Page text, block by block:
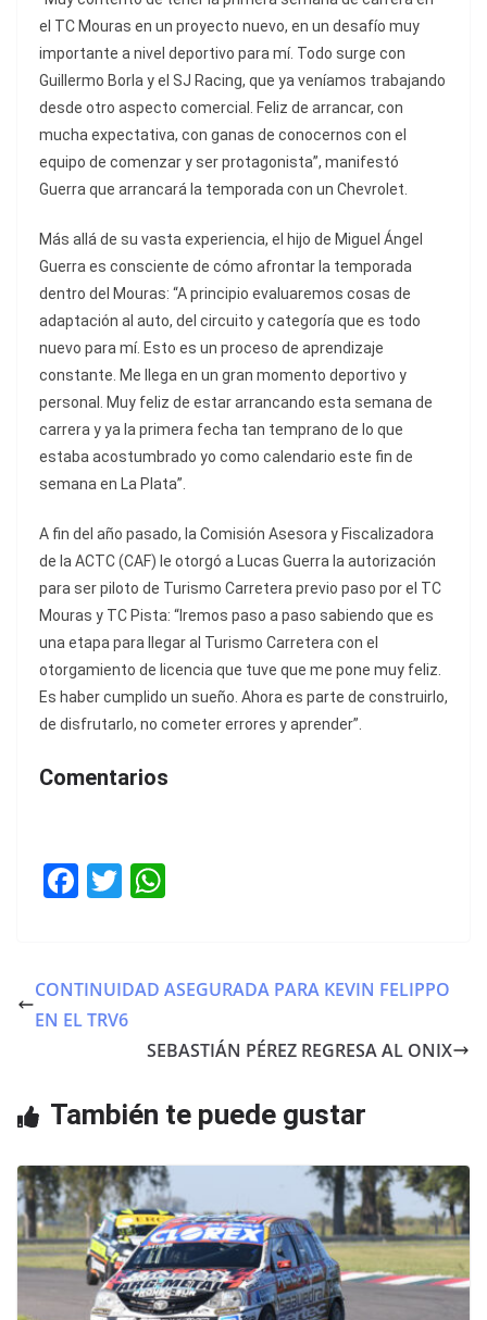
el TC Mouras en un proyecto nuevo, en un desafío muy
importante a nivel deportivo para mí. Todo surge con
Guillermo Borla y el SJ Racing, que ya veníamos trabajando
desde otro aspecto comercial. Feliz de arrancar, con
mucha expectativa, con ganas de conocernos con el
equipo de comenzar y ser protagonista”, manifestó
Guerra que arrancará la temporada con un Chevrolet.
Más allá de su vasta experiencia, el hijo de Miguel Ángel
Guerra es consciente de cómo afrontar la temporada
dentro del Mouras: “A principio evaluaremos cosas de
adaptación al auto, del circuito y categoría que es todo
nuevo para mí. Esto es un proceso de aprendizaje
constante. Me llega en un gran momento deportivo y
personal. Muy feliz de estar arrancando esta semana de
carrera y ya la primera fecha tan temprano de lo que
estaba acostumbrado yo como calendario este fin de
semana en La Plata”.
A fin del año pasado, la Comisión Asesora y Fiscalizadora
de la ACTC (CAF) le otorgó a Lucas Guerra la autorización
para ser piloto de Turismo Carretera previo paso por el TC
Mouras y TC Pista: “Iremos paso a paso sabiendo que es
una etapa para llegar al Turismo Carretera con el
otorgamiento de licencia que tuve que me pone muy feliz.
Es haber cumplido un sueño. Ahora es parte de construirlo,
de disfrutarlo, no cometer errores y aprender”.
Comentarios
F
e
b
k
T
er s
p
CONTINUIDAD ASEGURADA PARA KEVIN FELIPPO
EN EL TRV6
SEBASTIÁN PÉREZ REGRESA AL ONIX
También te puede gustar